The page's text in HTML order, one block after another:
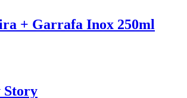
+ Garrafa Inox 250ml
Story